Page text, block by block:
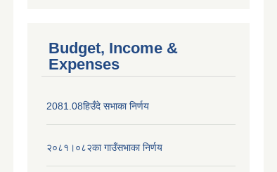
Budget, Income &
Expenses
2081.08हिउँदे सभाका निर्णय
२०८१।०८२का गाउँसभाका निर्णय